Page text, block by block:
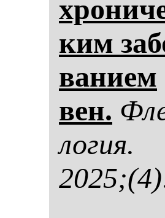
ким
ва­ни­ем
вен.
ло­гия.